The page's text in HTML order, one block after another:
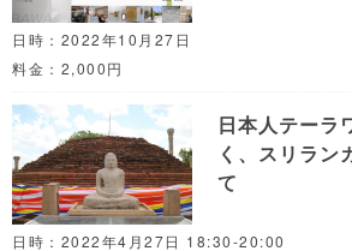
日時：2022年10月27日
料金：2,000円
日本人テーラ
く、スリラン
て
日時：2022年4月27日 18:30-20:00